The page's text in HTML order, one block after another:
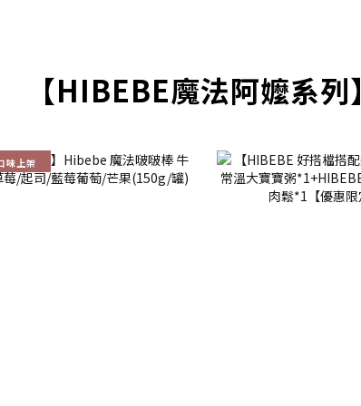
【HIBEBE魔法阿嬤系列】
味上架